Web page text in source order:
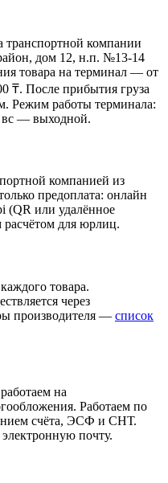
транспортной компании
дом 12, н.п. №13-14
товара на терминал — от
₸. После прибытия груза
Режим работы терминала:
вс — выходной.
компанией из
предоплата: онлайн
(QR или удалённое
расчётом для юрлиц.
товара.
через
производителя — список
на
Работаем по
счёта, ЭСФ и СНТ.
почту.